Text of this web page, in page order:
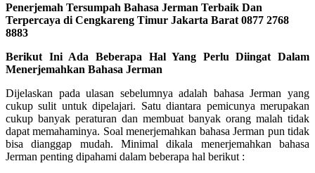
Penerjemah Tersumpah Bahasa Jerman Terbaik Dan
Terpercaya di Cengkareng Timur Jakarta Barat 0877 2768
8883
Berikut Ini Ada Beberapa Hal Yang Perlu Diingat Dalam
Menerjemahkan Bahasa Jerman
Dijelaskan pada ulasan sebelumnya adalah bahasa Jerman yang
cukup sulit untuk dipelajari. Satu diantara pemicunya merupakan
cukup banyak peraturan dan membuat banyak orang malah tidak
dapat memahaminya. Soal menerjemahkan bahasa Jerman pun tidak
bisa dianggap mudah. Minimal dikala menerjemahkan bahasa
Jerman penting dipahami dalam beberapa hal berikut :